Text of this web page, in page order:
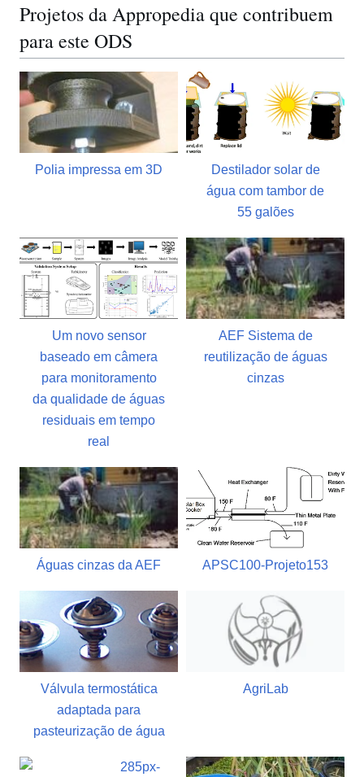
Projetos da Appropedia que contribuem
para este ODS
Polia impressa em 3D
Destilador solar de
água com tambor de
55 galões
Um novo sensor
baseado em câmera
para monitoramento
da qualidade de águas
residuais em tempo
real
AEF Sistema de
reutilização de águas
cinzas
Águas cinzas da AEF APSC100-Projeto153
Válvula termostática
adaptada para
pasteurização de água
AgriLab